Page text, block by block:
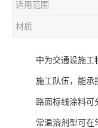
适用范围
材质
中为交通设施工
施工队伍，能承
路面标线涂料可
常温溶剂型可在